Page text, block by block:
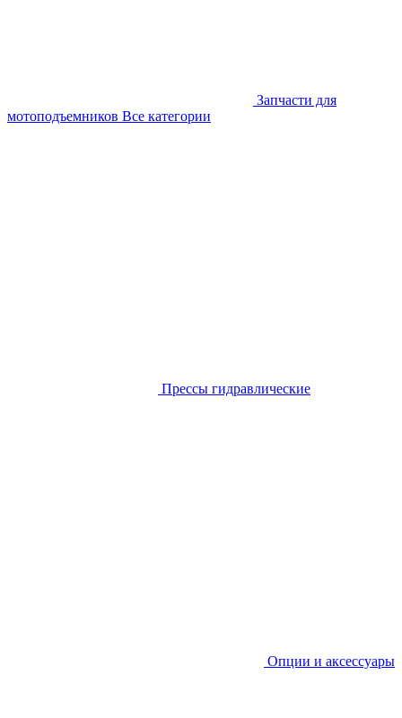
Запчасти для
мотоподъемников Все категории
Прессы гидравлические
Опции и аксессуары